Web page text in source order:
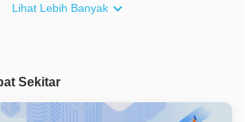
Lihat Lebih Banyak
Sekitar